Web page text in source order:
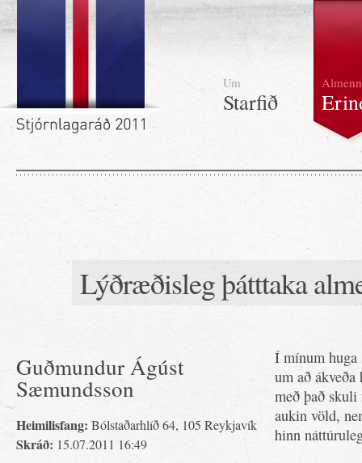
Um
Starfið
Almenn
Lýðræðisleg þátttaka
Guðmundur Ágúst
Sæmundsson
Heimilisfang: Bólstaðarhlíð 64, 105 Reykjavík
Skráð: 15.07.2011 16:49
Í mínum huga
um að
með það
aukin völd,
hinn